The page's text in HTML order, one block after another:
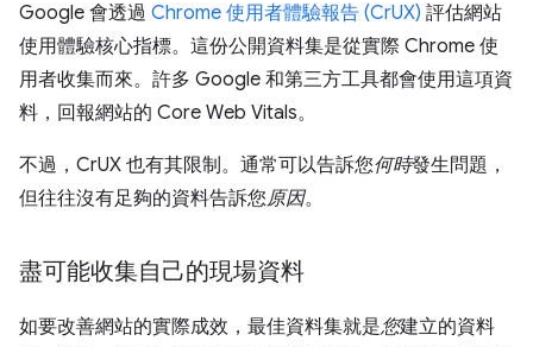
Google 會透過 Chrome 使用者體驗報告 (CrUX) 評估網站
使用體驗核心指標。這份公開資料集是從實際 Chrome 使
用者收集而來。許多 Google 和第三方工具都會使用這項資
料，回報網站的 Core Web Vitals。
不過，CrUX 也有其限制。通常可以告訴您何時發生問題，
但往往沒有足夠的資料告訴您原因。
盡可能收集自己的現場資料
如要改善網站的實際成效，最佳資料集就是您建立的資料